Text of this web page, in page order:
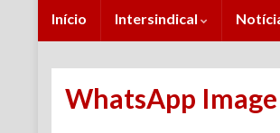
Início Intersindical
WhatsApp